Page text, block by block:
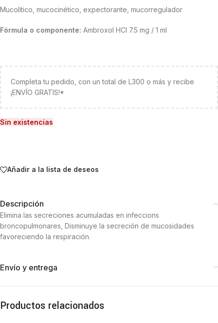
Mucolítico, mucocinético, expectorante, mucorregulador
Fórmula o componente: Ambroxol HCI 7.5 mg / 1 ml
Completa tu pedido, con un total de L300 o más y recibe
¡ENVÍO GRATIS!*
Sin existencias
Añadir a la lista de deseos
Descripción
Elimina las secreciones acumuladas en infeccions
broncopulmonares, Disminuye la secreción de mucosidades
favoreciendo la respiración.
Envío y entrega
Productos relacionados